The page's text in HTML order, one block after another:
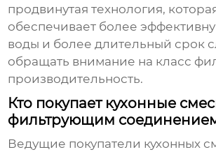
продвинутая технология,
обеспечивает более
воды и более длительный срок
обращать внимание на класс
производительность.
Кто покупает кухонные
фильтрующим
Ведущие покупатели кухонных